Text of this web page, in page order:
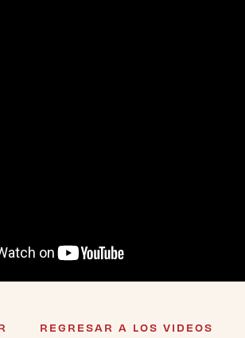
REGRESAR A LOS VIDEOS